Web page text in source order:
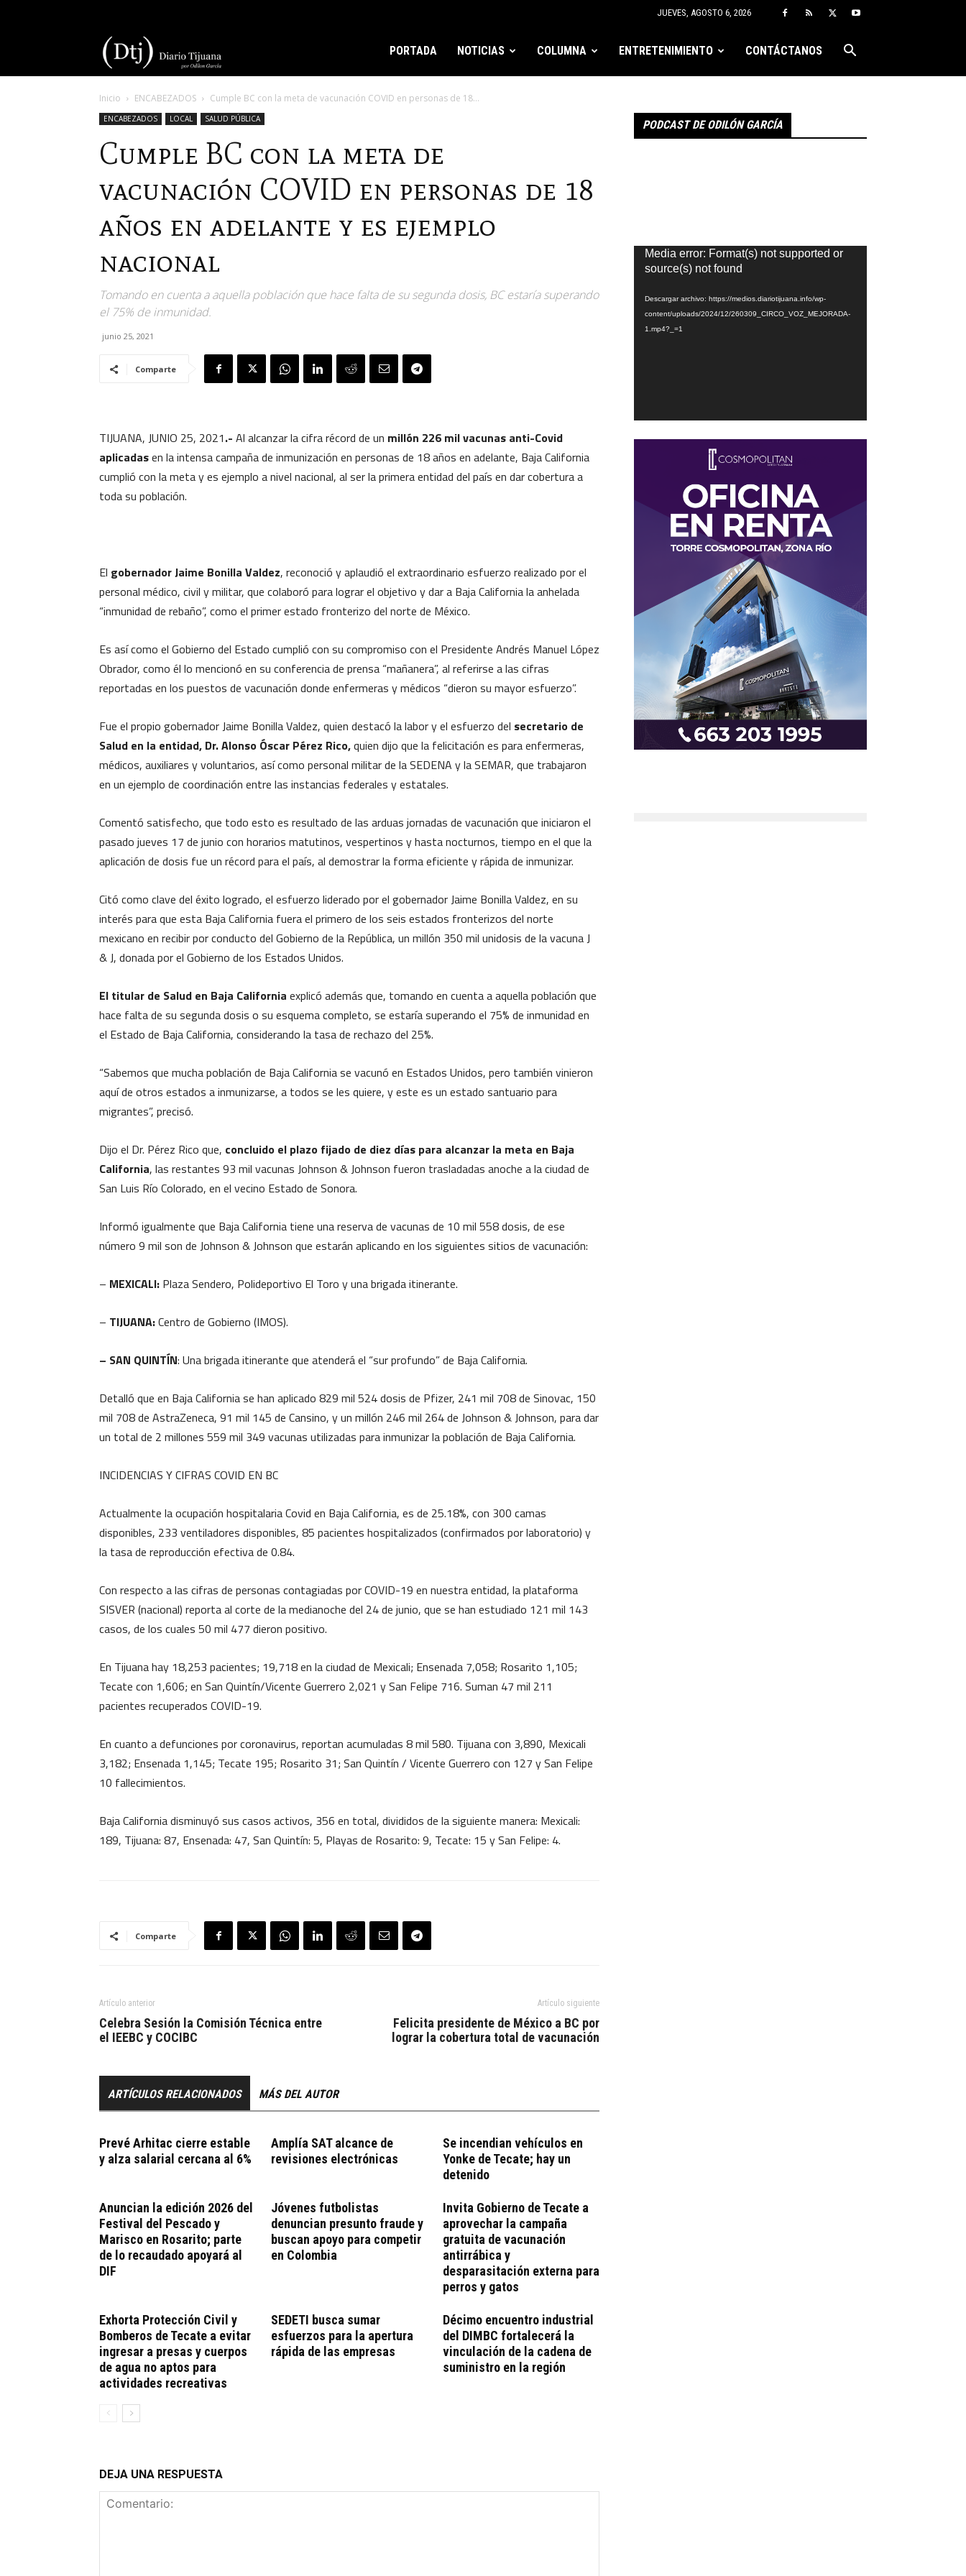
JUEVES, AGOSTO 6, 2026
Tijuana
PORTADA NOTICIAS COLUMNA ENTRETENIMIENTO CONTÁCTANOS
Inicio ENCABEZADOS Cumple BC con la meta de vacunación COVID en personas de 18...
ENCABEZADOS LOCAL SALUD PÚBLICA
Cumple BC con la meta de
vacunación COVID en personas de 18
años en adelante y es ejemplo
nacional
Tomando en cuenta a aquella población que hace falta de su segunda dosis, BC estaría superando
el 75% de inmunidad.
junio 25, 2021
Comparte
TIJUANA, JUNIO 25, 2021.- Al alcanzar la cifra récord de un millón 226 mil vacunas anti-Covid
aplicadasen la intensa campaña de inmunización en personas de 18 años en adelante, Baja California
cumplió con la meta y es ejemplo a nivel nacional, al ser la primera entidad del país en dar cobertura a
toda su población.
El gobernador Jaime Bonilla Valdez, reconoció y aplaudió el extraordinario esfuerzo realizado por el
personal médico, civil y militar, que colaboró para lograr el objetivo y dar a Baja California la anhelada
“inmunidad de rebaño”, como el primer estado fronterizo del norte de México.
Es así como el Gobierno del Estado cumplió con su compromiso con el Presidente Andrés Manuel López
Obrador, como él lo mencionó en su conferencia de prensa “mañanera”, al referirse a las cifras
reportadas en los puestos de vacunación donde enfermeras y médicos “dieron su mayor esfuerzo”.
Fue el propio gobernador Jaime Bonilla Valdez, quien destacó la labor y el esfuerzo del secretario de
Salud en la entidad, Dr. Alonso Óscar Pérez Rico,quien dijo que la felicitación es para enfermeras,
médicos, auxiliares y voluntarios, así como personal militar de la SEDENA y la SEMAR, que trabajaron
en un ejemplo de coordinación entre las instancias federales y estatales.
Comentó satisfecho, que todo esto es resultado de las arduas jornadas de vacunación que iniciaron el
pasado jueves 17 de junio con horarios matutinos, vespertinos y hasta nocturnos, tiempo en el que la
aplicación de dosis fue un récord para el país, al demostrar la forma eficiente y rápida de inmunizar.
Citó como clave del éxito logrado, el esfuerzo liderado por el gobernador Jaime Bonilla Valdez, en su
interés para que esta Baja California fuera el primero de los seis estados fronterizos del norte
mexicano en recibir por conducto del Gobierno de la República, un millón 350 mil unidosis de la vacuna J
& J, donada por el Gobierno de los Estados Unidos.
El titular de Salud en Baja California explicó además que, tomando en cuenta a aquella población que
hace falta de su segunda dosis o su esquema completo, se estaría superando el 75% de inmunidad en
el Estado de Baja California, considerando la tasa de rechazo del 25%.
“Sabemos que mucha población de Baja California se vacunó en Estados Unidos, pero también vinieron
aquí de otros estados a inmunizarse, a todos se les quiere, y este es un estado santuario para
migrantes”, precisó.
Dijo el Dr. Pérez Rico que, concluido el plazo fijado de diez días para alcanzar la meta en Baja
California, las restantes 93 mil vacunas Johnson & Johnson fueron trasladadas anoche a la ciudad de
San Luis Río Colorado, en el vecino Estado de Sonora.
Informó igualmente que Baja California tiene una reserva de vacunas de 10 mil 558 dosis, de ese
número 9 mil son de Johnson & Johnson que estarán aplicando en los siguientes sitios de vacunación:
– MEXICALI: Plaza Sendero, Polideportivo El Toro y una brigada itinerante.
– TIJUANA:Centro de Gobierno (IMOS).
– SAN QUINTÍN: Una brigada itinerante que atenderá el “sur profundo” de Baja California.
Detalló que en Baja California se han aplicado 829 mil 524 dosis de Pfizer, 241 mil 708 de Sinovac, 150
mil 708 de AstraZeneca, 91 mil 145 de Cansino, y un millón 246 mil 264 de Johnson & Johnson, para dar
un total de 2 millones 559 mil 349 vacunas utilizadas para inmunizar la población de Baja California.
INCIDENCIAS Y CIFRAS COVID EN BC
Actualmente la ocupación hospitalaria Covid en Baja California, es de 25.18%, con 300 camas
disponibles, 233 ventiladores disponibles, 85 pacientes hospitalizados (confirmados por laboratorio) y
la tasa de reproducción efectiva de 0.84.
Con respecto a las cifras de personas contagiadas por COVID-19 en nuestra entidad, la plataforma
SISVER (nacional) reporta al corte de la medianoche del 24 de junio, que se han estudiado 121 mil 143
casos, de los cuales 50 mil 477 dieron positivo.
En Tijuana hay 18,253 pacientes; 19,718 en la ciudad de Mexicali; Ensenada 7,058; Rosarito 1,105;
Tecate con 1,606; en San Quintín/Vicente Guerrero 2,021 y San Felipe 716. Suman 47 mil 211
pacientes recuperados COVID-19.
En cuanto a defunciones por coronavirus, reportan acumuladas 8 mil 580. Tijuana con 3,890, Mexicali
3,182; Ensenada 1,145; Tecate 195; Rosarito 31; San Quintín / Vicente Guerrero con 127 y San Felipe
10 fallecimientos.
Baja California disminuyó sus casos activos, 356 en total, divididos de la siguiente manera: Mexicali:
189, Tijuana: 87, Ensenada: 47, San Quintín: 5, Playas de Rosarito: 9, Tecate: 15 y San Felipe: 4.
Comparte
Artículo anterior
Celebra Sesión la Comisión Técnica entre
el IEEBC y COCIBC
Artículo siguiente
Felicita presidente de México a BC por
lograr la cobertura total de vacunación
ARTÍCULOS RELACIONADOS MÁS DEL AUTOR
Prevé Arhitac cierre estable
y alza salarial cercana al 6%
Amplía SAT alcance de
revisiones electrónicas
Se incendian vehículos en
Yonke de Tecate; hay un
detenido
Anuncian la edición 2026 del
Festival del Pescado y
Marisco en Rosarito; parte
de lo recaudado apoyará al
DIF
Jóvenes futbolistas
denuncian presunto fraude y
buscan apoyo para competir
en Colombia
Invita Gobierno de Tecate a
aprovechar la campaña
gratuita de vacunación
antirrábica y
desparasitación externa para
perros y gatos
Exhorta Protección Civil y
Bomberos de Tecate a evitar
ingresar a presas y cuerpos
de agua no aptos para
actividades recreativas
SEDETI busca sumar
esfuerzos para la apertura
rápida de las empresas
Décimo encuentro industrial
del DIMBC fortalecerá la
vinculación de la cadena de
suministro en la región
DEJA UNA RESPUESTA
PODCAST DE ODILÓN GARCÍA
Reproductor
de
Media error: Format(s) not supported or
source(s) not found
Descargar archivo: https://medios.diariotijuana.info/wp-
content/uploads/2024/12/260309_CIRCO_VOZ_MEJORADA-
1.mp4?_=1